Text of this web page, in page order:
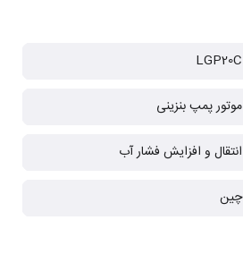
LGP20C
موتور پمپ بنزینی
انتقال و افزایش فشار آب
چین